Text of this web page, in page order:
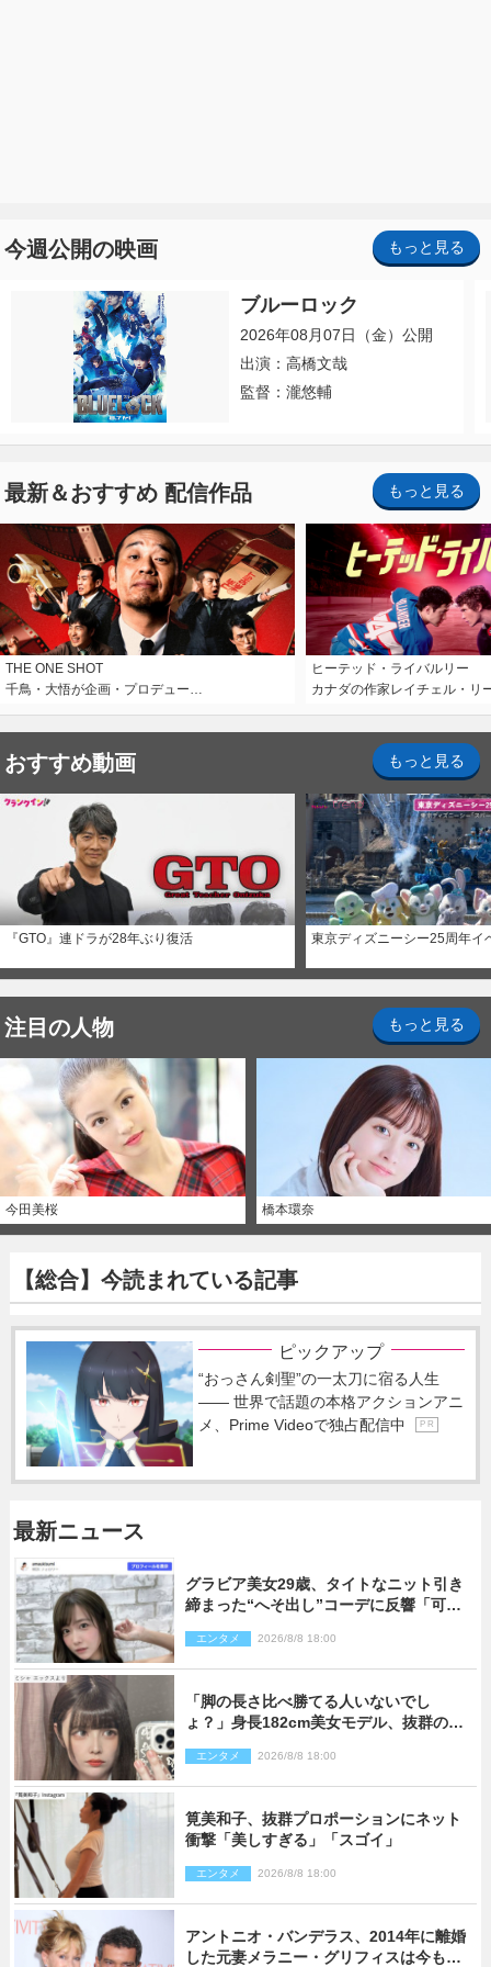
今週公開の映画 もっと見る
ブルーロック
2026年08月07日（金）公開
出演：高橋文哉
監督：瀧悠輔
最新＆おすすめ 配信作品 もっと見る
THE ONE SHOT
千鳥・大悟が企画・プロデュー…
ヒーテッド・ライバルリー
カナダの作家レイチェル・リ
おすすめ動画 もっと見る
『GTO』連ドラが28年ぶり復活 東京ディズニーシー25周年イ
注目の人物 もっと見る
今田美桜 橋本環奈
【総合】今読まれている記事
ピックアップ
“おっさん剣聖”の一太刀に宿る人生
―― 世界で話題の本格アクションアニ
メ、Prime Videoで独占配信中
P R
最新ニュース
グラビア美女29歳、タイトなニット引き
締まった“へそ出し”コーデに反響「可愛
エンタメ 2026/8/8 18:00
「脚の長さ比べ勝てる人いないでし
ょ？」身長182cm美女モデル、抜群のプ
エンタメ 2026/8/8 18:00
筧美和子、抜群プロポーションにネット
衝撃「美しすぎる」「スゴイ」
エンタメ 2026/8/8 18:00
アントニオ・バンデラス、2014年に離婚
した元妻メラニー・グリフィスは今も